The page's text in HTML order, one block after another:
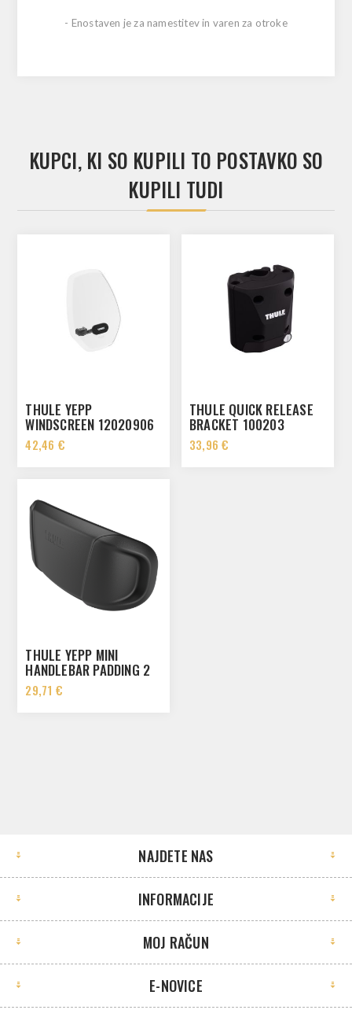
- Enostaven je za namestitev in varen za otroke
KUPCI, KI SO KUPILI TO POSTAVKO SO
KUPILI TUDI
THULE YEPP
WINDSCREEN 12020906
42,46 €
THULE QUICK RELEASE
BRACKET 100203
33,96 €
THULE YEPP MINI
HANDLEBAR PADDING 2
12020900
29,71 €
NAJDETE NAS
INFORMACIJE
MOJ RAČUN
E-NOVICE